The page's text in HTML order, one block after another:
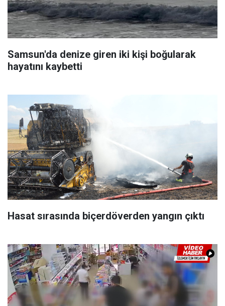
Samsun'da denize giren iki kişi boğularak
hayatını kaybetti
Hasat sırasında biçerdöverden yangın çıktı